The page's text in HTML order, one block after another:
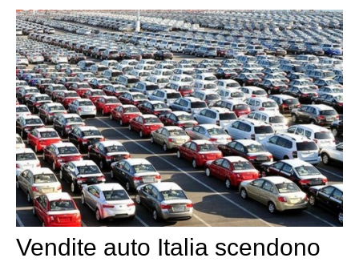
Vendite auto Italia scendono